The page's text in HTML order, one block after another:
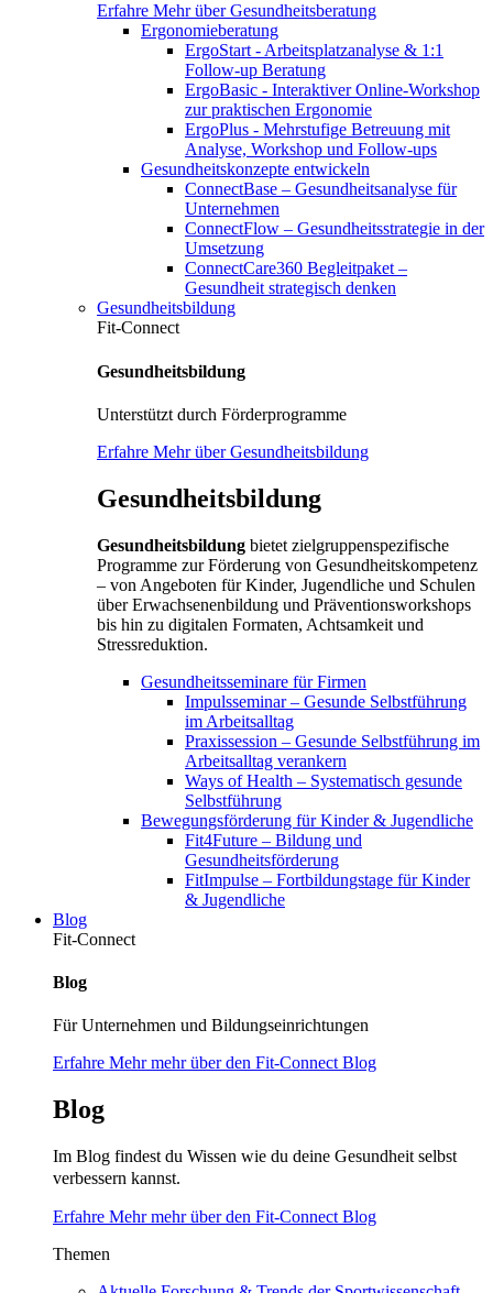
Erfahre Mehr über Gesundheitsberatung
Ergonomieberatung
ErgoStart - Arbeitsplatzanalyse & 1:1
Follow-up Beratung
ErgoBasic - Interaktiver Online-Workshop
zur praktischen Ergonomie
ErgoPlus - Mehrstufige Betreuung mit
Analyse, Workshop und Follow-ups
Gesundheitskonzepte entwickeln
ConnectBase – Gesundheitsanalyse für
Unternehmen
ConnectFlow – Gesundheitsstrategie in der
Umsetzung
ConnectCare360 Begleitpaket –
Gesundheit strategisch denken
Gesundheitsbildung
Fit-Connect
Gesundheitsbildung
Unterstützt durch Förderprogramme
Erfahre Mehr über Gesundheitsbildung
Gesundheitsbildung
Gesundheitsbildung bietet zielgruppenspezifische
Programme zur Förderung von Gesundheitskompetenz
– von Angeboten für Kinder, Jugendliche und Schulen
über Erwachsenenbildung und Präventionsworkshops
bis hin zu digitalen Formaten, Achtsamkeit und
Stressreduktion.
Gesundheitsseminare für Firmen
Impulsseminar – Gesunde Selbstführung
im Arbeitsalltag
Praxissession – Gesunde Selbstführung im
Arbeitsalltag verankern
Ways of Health – Systematisch gesunde
Selbstführung
Bewegungsförderung für Kinder & Jugendliche
Fit4Future – Bildung und
Gesundheitsförderung
FitImpulse – Fortbildungstage für Kinder
& Jugendliche
Blog
Fit-Connect
Blog
Für Unternehmen und Bildungseinrichtungen
Erfahre Mehr mehr über den Fit-Connect Blog
Blog
Im Blog findest du Wissen wie du deine Gesundheit selbst
verbessern kannst.
Erfahre Mehr mehr über den Fit-Connect Blog
Themen